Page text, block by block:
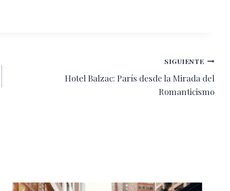
SIGUIENTE
Hotel Balzac: París desde la Mirada del
Romanticismo